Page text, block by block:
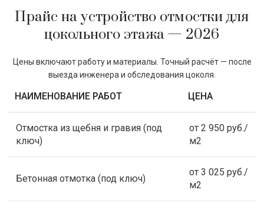
Прайс на устройство отмостки для
цокольного этажа — 2026
Цены включают работу и материалы. Точный расчёт — после
выезда инженера и обследования цоколя.
НАИМЕНОВАНИЕ РАБОТ ЦЕНА
Отмостка из щебня и гравия (под
ключ)
от 2 950 руб./
м2
Бетонная отмотка (под ключ)
от 3 025 руб./
м2